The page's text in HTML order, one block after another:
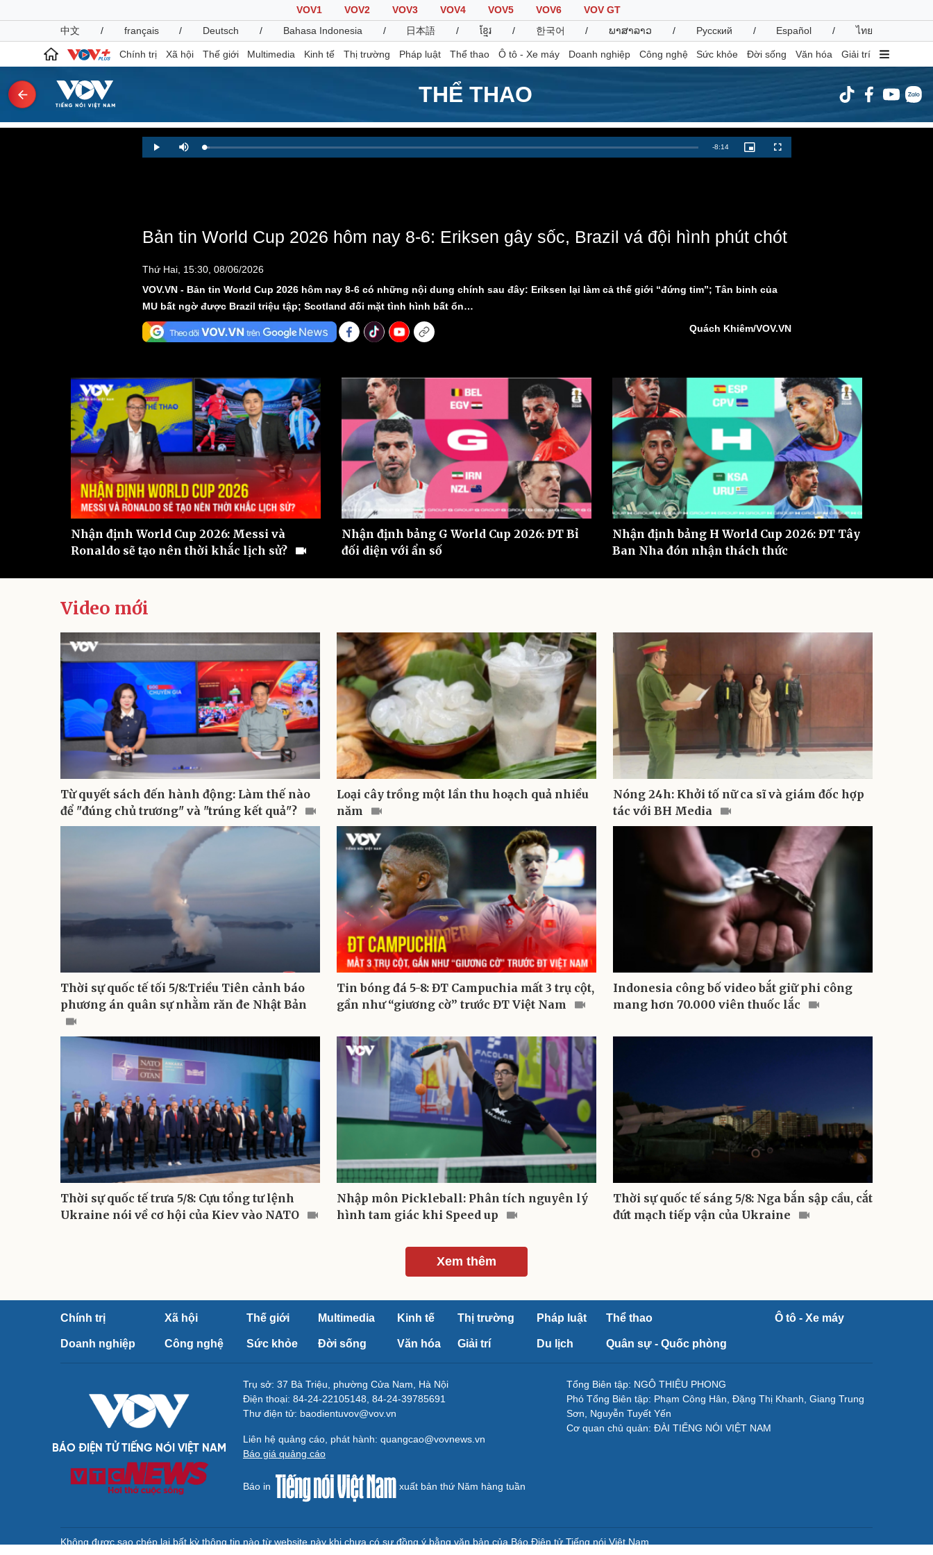
VOV1 VOV2 VOV3 VOV4 VOV5 VOV6
VOV GT
中文
/ français / Deutsch / Bahasa Indonesia / 日本語 / ខ្មែរ / 한국어 / ພາສາລາວ / Русский / Español / ไทย
Chính trị Xã hội Thế giới Multimedia Kinh tế Thị trường Pháp luật Thể thao Ô tô - Xe máy Doanh nghiệp Công nghệ Sức khỏe Đời sống Văn hóa Giải trí
THỂ THAO
Xã hội
Biển đảo
Thế giới
Multimedia
Kinh tế
Thị trường
Vũ khí
Việt Nam
Phân tích
Lịch thi đấu bóng đá
Thế giới thể thao
eSports
Hậu trường
Xe máy
Doanh nghiệp 24h
Tin Công nghệ
Dinh dưỡng - món ngon
Cây thuốc
Sản phụ khoa
Nhi khoa
Nam khoa
Làm đẹp - giảm cân
Phòng mạch online
Ăn sạch sống khỏe
Nhà đẹp
Blog
Tình yêu - Gia đình
Sân khấu - Điện ảnh
Văn học
Âm nhạc
Di sản
Nghệ sĩ
Thời trang
Sao Việt
Tư vấn
Săn Tour
check-in
Câu chuyện thời sự
Đọc truyện đêm khuya
Cửa sổ tình yêu
Kể chuyện cho bé
Hạt giống tâm hồn
Cải chính
Play Mute Loaded:
1.01%
Remaining
-8:14
Picture-
in-
Fullscreen
Bản tin World Cup 2026 hôm nay 8-6: Eriksen gây sốc, Brazil vá đội hình phút chót
Thứ Hai, 15:30, 08/06/2026
VOV.VN - Bản tin World Cup 2026 hôm nay 8-6 có những nội dung chính sau đây: Eriksen lại làm cả thế giới “đứng tim”; Tân binh của
MU bất ngờ được Brazil triệu tập; Scotland đối mặt tình hình bất ổn…
Quách Khiêm/VOV.VN
Nhận định World Cup 2026: Messi và
Ronaldo sẽ tạo nên thời khắc lịch sử?
Nhận định bảng G World Cup 2026: ĐT Bỉ
đối diện với ẩn số
Nhận định bảng H World Cup 2026: ĐT Tây
Ban Nha đón nhận thách thức
Video mới
Từ quyết sách đến hành động: Làm thế nào
để "đúng chủ trương" và "trúng kết quả"?
Loại cây trồng một lần thu hoạch quả nhiều
năm
Nóng 24h: Khởi tố nữ ca sĩ và giám đốc hợp
tác với BH Media
Thời sự quốc tế tối 5/8:Triều Tiên cảnh báo
phương án quân sự nhằm răn đe Nhật Bản
Tin bóng đá 5-8: ĐT Campuchia mất 3 trụ cột,
gần như “giương cờ” trước ĐT Việt Nam
Indonesia công bố video bắt giữ phi công
mang hơn 70.000 viên thuốc lắc
Thời sự quốc tế trưa 5/8: Cựu tổng tư lệnh
Ukraine nói về cơ hội của Kiev vào NATO
Nhập môn Pickleball: Phân tích nguyên lý
hình tam giác khi Speed up
Thời sự quốc tế sáng 5/8: Nga bắn sập cầu, cắt
đứt mạch tiếp vận của Ukraine
Xem thêm
Chính trị Xã hội Thế giới Multimedia Kinh tế Thị trường Pháp luật Thể thao Ô tô - Xe máy
Doanh nghiệp Công nghệ Sức khỏe Đời sống Văn hóa Giải trí Du lịch Quân sự - Quốc phòng
BÁO ĐIỆN TỬ TIẾNG NÓI VIỆT NAM
Trụ sở: 37 Bà Triệu, phường Cửa Nam, Hà Nội
Điện thoại: 84-24-22105148, 84-24-39785691
Thư điện tử: baodientuvov@vov.vn
Liên hệ quảng cáo, phát hành: quangcao@vovnews.vn
Báo giá quảng cáo
Báo in xuất bản thứ Năm hàng tuần
Tổng Biên tập: NGÔ THIỆU PHONG
Phó Tổng Biên tập: Phạm Công Hân, Đặng Thị Khanh, Giang Trung
Sơn, Nguyễn Tuyết Yến
Cơ quan chủ quản: ĐÀI TIẾNG NÓI VIỆT NAM
Không được sao chép lại bất kỳ thông tin nào từ website này khi chưa có sự đồng ý bằng văn bản của Báo Điện tử Tiếng nói Việt Nam